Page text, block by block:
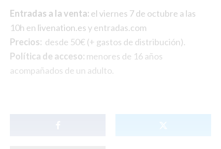
Entradas a la venta: el viernes 7 de octubre a las
10h en livenation.esy entradas.com
Precios: desde 50€ (+ gastos de distribución).
Política de acceso: menores de 16 años
acompañados de un adulto.